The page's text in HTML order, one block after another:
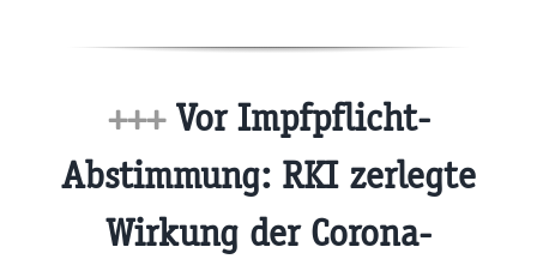
+++Vor Impfpflicht-
Abstimmung: RKI zerlegte
Wirkung der Corona-